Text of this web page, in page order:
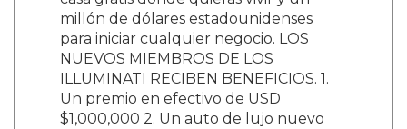
millón de dólares estadounidenses
para iniciar cualquier negocio. LOS
NUEVOS MIEMBROS DE LOS
ILLUMINATI RECIBEN BENEFICIOS. 1.
Un premio en efectivo de USD
$1,000,000 2. Un auto de lujo nuevo